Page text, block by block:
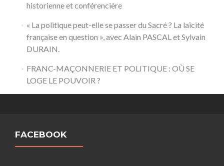
historienne et conférencière
« La politique peut-elle se passer du Sacré ? La laïcité
française en question », avec Alain PASCAL et Sylvain
DURAIN.
FRANC-MAÇONNERIE ET POLITIQUE : OÙ SE
LOGE LE POUVOIR ?
FACEBOOK